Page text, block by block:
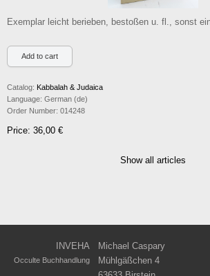
Exemplar leicht berieben, bestoßen u. fl., sonst
Catalog: Kabbalah & Judaica
Language: German (de)
Order Number: 014248
Price: 36,00 €
Show all articles
INVEHA Michael Caspary
Occulte Buchhandlung
Mühlgäßchen 4